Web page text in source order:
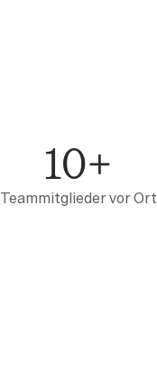
10+
Teammitglieder vor Ort